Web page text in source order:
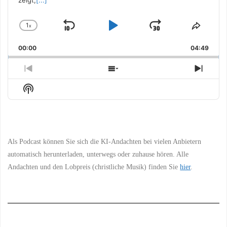
Change
Rate
1x
Skip
Play
Jump
Forward
Share
00:00 04:49
Previous
Episode
Show
Episodes
Next
Show
Podcast
Als Podcast können Sie sich die KI-Andachten bei vielen Anbietern
automatisch herunterladen, unterwegs oder zuhause hören. Alle
Andachten und den Lobpreis (christliche Musik) finden Siehier.